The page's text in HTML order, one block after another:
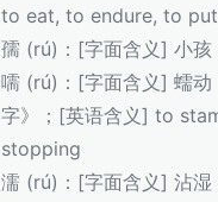
to eat, to endure, to
孺 (rú)：[字面含义] 小
嚅 (rú)：[字面含义] 蠕动
字》；[英语含义] to
stopping
濡 (rú)：[字面含义] 沾湿